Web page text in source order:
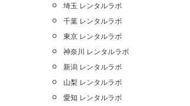
埼玉 レンタルラボ
千葉 レンタルラボ
東京 レンタルラボ
神奈川 レンタルラボ
新潟 レンタルラボ
山梨 レンタルラボ
愛知 レンタルラボ